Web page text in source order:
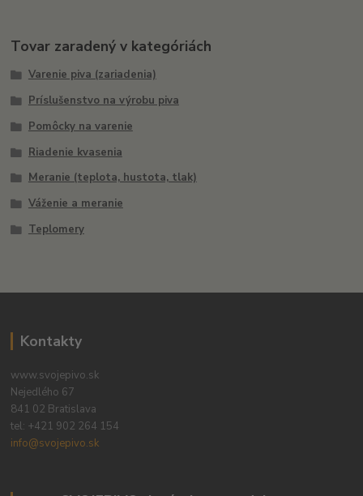
Tovar zaradený v kategóriách
Varenie piva (zariadenia)
Príslušenstvo na výrobu piva
Pomôcky na varenie
Riadenie kvasenia
Meranie (teplota, hustota, tlak)
Váženie a meranie
Teplomery
Kontakty
www.svojepivo.sk
Nejedlého 67
841 02 Bratislava
tel: +421 902 264 154
info@svojepivo.sk